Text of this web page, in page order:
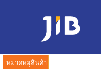
หมวดหมู่สินค้า